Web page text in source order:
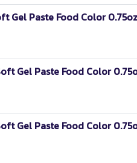
Gel Paste Food Color 0.75oz
Gel Paste Food Color
Gel Paste Food Color